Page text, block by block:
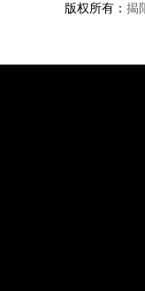
版权所有： 揭